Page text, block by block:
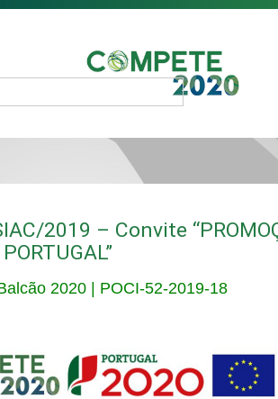
2019 – Convite
2020 | POCI-52-2019-18